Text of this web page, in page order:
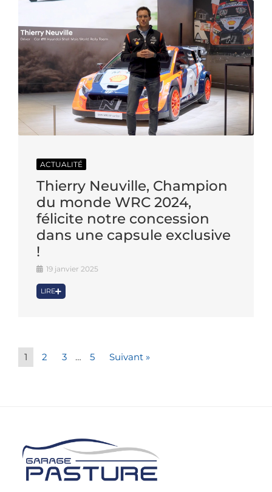
ACTUALITÉ
Thierry Neuville, Champion
du monde WRC 2024,
félicite notre concession
dans une capsule exclusive
!
19 janvier 2025
LIRE
1 2 3 … 5 Suivant »